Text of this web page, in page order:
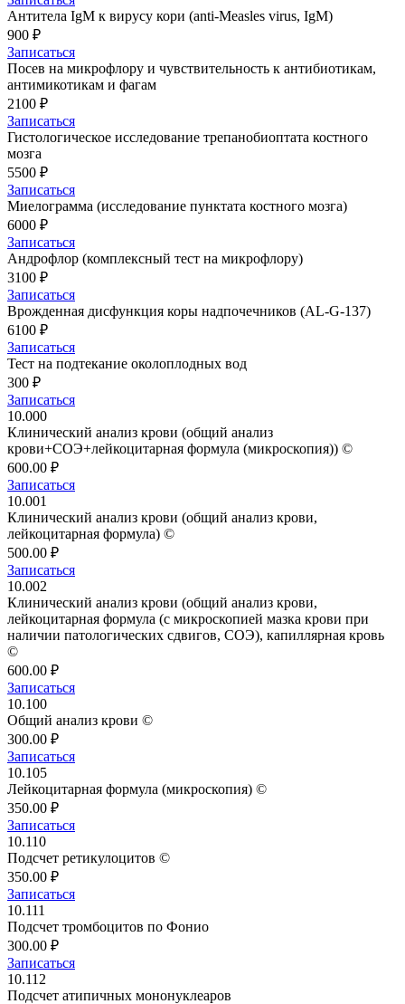
Антитела IgM к вирусу кори (anti-Measles virus, IgM)
900 ₽
Записаться
Посев на микрофлору и чувствительность к антибиотикам,
антимикотикам и фагам
2100 ₽
Записаться
Гистологическое исследование трепанобиоптата костного
мозга
5500 ₽
Записаться
Миелограмма (исследование пунктата костного мозга)
6000 ₽
Записаться
Андрофлор (комплексный тест на микрофлору)
3100 ₽
Записаться
Врожденная дисфункция коры надпочечников (AL-G-137)
6100 ₽
Записаться
Тест на подтекание околоплодных вод
300 ₽
Записаться
10.000
Клинический анализ крови (общий анализ
крови+СОЭ+лейкоцитарная формула (микроскопия)) ©
600.00 ₽
Записаться
10.001
Клинический анализ крови (общий анализ крови,
лейкоцитарная формула) ©
500.00 ₽
Записаться
10.002
Клинический анализ крови (общий анализ крови,
лейкоцитарная формула (с микроскопией мазка крови при
наличии патологических сдвигов, СОЭ), капиллярная кровь
©
600.00 ₽
Записаться
10.100
Общий анализ крови ©
300.00 ₽
Записаться
10.105
Лейкоцитарная формула (микроскопия) ©
350.00 ₽
Записаться
10.110
Подсчет ретикулоцитов ©
350.00 ₽
Записаться
10.111
Подсчет тромбоцитов по Фонио
300.00 ₽
Записаться
10.112
Подсчет атипичных мононуклеаров